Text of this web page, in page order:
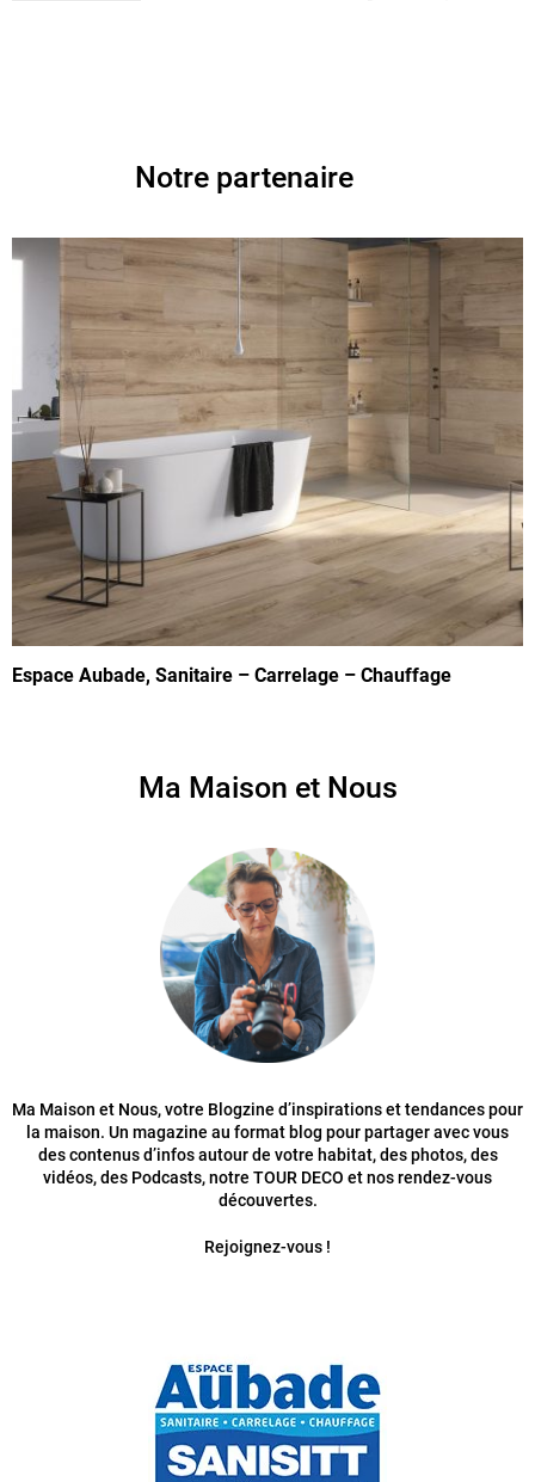
Notre partenaire
Espace Aubade, Sanitaire – Carrelage – Chauffage
Ma Maison et Nous
Ma Maison et Nous, votre Blogzine d’inspirations et tendances pour
la maison. Un magazine au format blog pour partager avec vous
des contenus d’infos autour de votre habitat, des photos, des
vidéos, des Podcasts, notre TOUR DECO et nos rendez-vous
découvertes.
Rejoignez-vous !